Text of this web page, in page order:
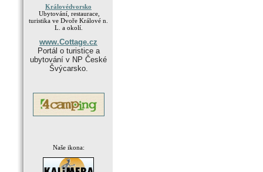
Královédvorsko
Ubytování, restaurace,
turistika ve Dvoře Králové n.
L. a okolí.
www.Cottage.cz
Portál o turistice a
ubytování v NP České
Švýcarsko.
Naše ikona: